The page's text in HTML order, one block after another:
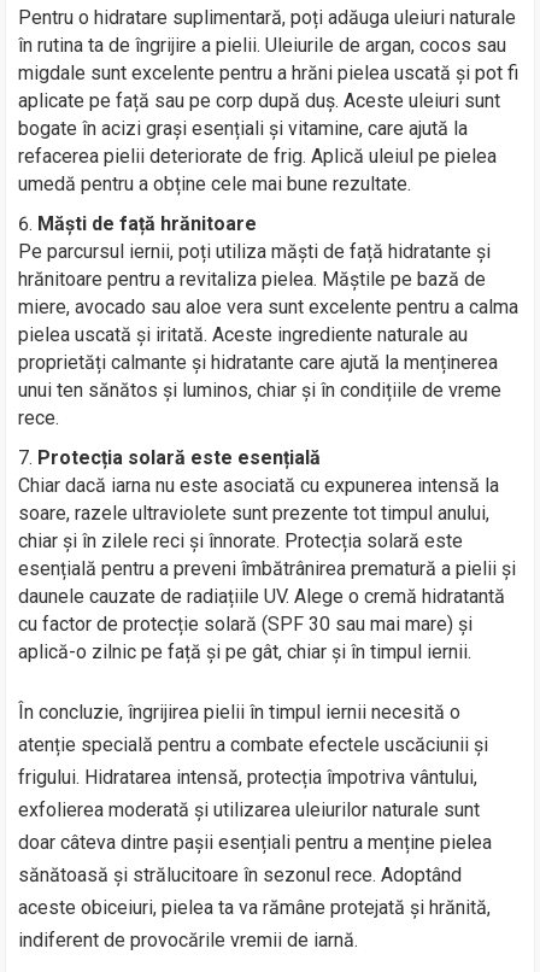
Pentru o hidratare suplimentară, poți adăuga uleiuri naturale
în rutina ta de îngrijire a pielii. Uleiurile de argan, cocos sau
migdale sunt excelente pentru a hrăni pielea uscată și pot fi
aplicate pe față sau pe corp după duș. Aceste uleiuri sunt
bogate în acizi grași esențiali și vitamine, care ajută la
refacerea pielii deteriorate de frig. Aplică uleiul pe pielea
umedă pentru a obține cele mai bune rezultate.
Măști de față hrănitoare
Pe parcursul iernii, poți utiliza măști de față hidratante și
hrănitoare pentru a revitaliza pielea. Măștile pe bază de
miere, avocado sau aloe vera sunt excelente pentru a calma
pielea uscată și iritată. Aceste ingrediente naturale au
proprietăți calmante și hidratante care ajută la menținerea
unui ten sănătos și luminos, chiar și în condițiile de vreme
rece.
Protecția solară este esențială
Chiar dacă iarna nu este asociată cu expunerea intensă la
soare, razele ultraviolete sunt prezente tot timpul anului,
chiar și în zilele reci și înnorate. Protecția solară este
esențială pentru a preveni îmbătrânirea prematură a pielii și
daunele cauzate de radiațiile UV. Alege o cremă hidratantă
cu factor de protecție solară (SPF 30 sau mai mare) și
aplică-o zilnic pe față și pe gât, chiar și în timpul iernii.
În concluzie, îngrijirea pielii în timpul iernii necesită o
atenție specială pentru a combate efectele uscăciunii și
frigului. Hidratarea intensă, protecția împotriva vântului,
exfolierea moderată și utilizarea uleiurilor naturale sunt
doar câteva dintre pașii esențiali pentru a menține pielea
sănătoasă și strălucitoare în sezonul rece. Adoptând
aceste obiceiuri, pielea ta va rămâne protejată și hrănită,
indiferent de provocările vremii de iarnă.